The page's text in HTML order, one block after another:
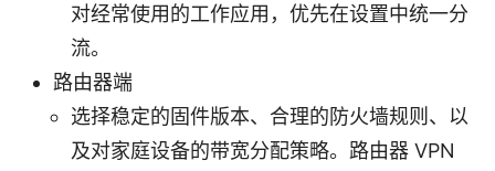
对经常使用的工作应用，优先在设置中统一分
流。
路由器端
选择稳定的固件版本、合理的防火墙规则、以
及对家庭设备的带宽分配策略。路由器 VPN